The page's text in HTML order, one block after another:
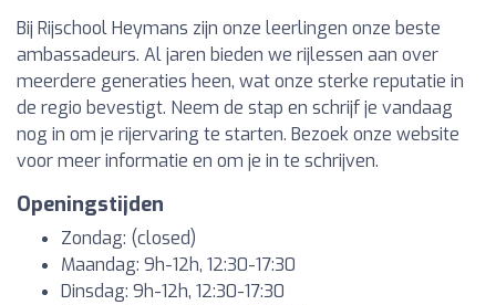
Bij Rijschool Heymans zijn onze leerlingen onze beste
ambassadeurs. Al jaren bieden we rijlessen aan over
meerdere generaties heen, wat onze sterke reputatie in
de regio bevestigt. Neem de stap en schrijf je vandaag
nog in om je rijervaring te starten. Bezoek onze website
voor meer informatie en om je in te schrijven.
Openingstijden
Zondag: (closed)
Maandag: 9h-12h, 12:30-17:30
Dinsdag: 9h-12h, 12:30-17:30